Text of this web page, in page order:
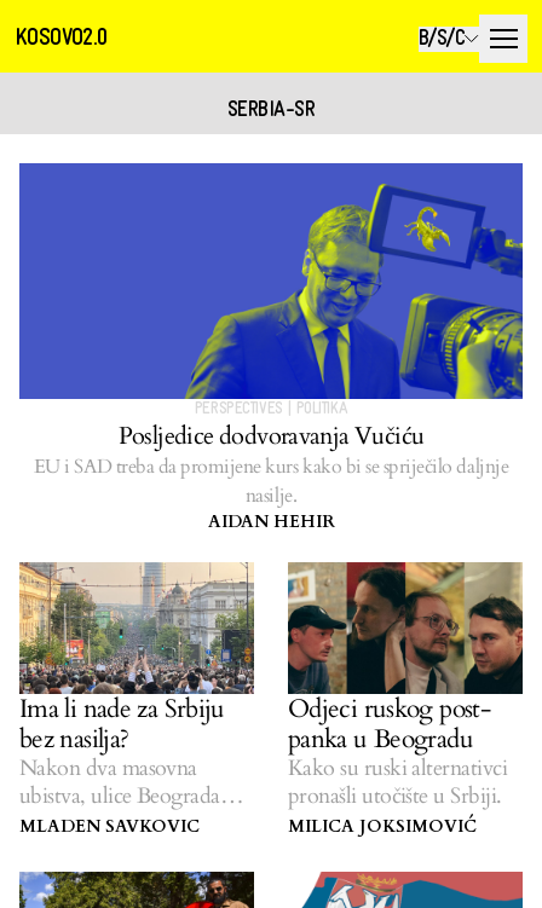
KOSOVO2.0 B/S/C
SERBIA-SR
PERSPECTIVES POLITIKA
Posljedice dodvoravanja Vučiću
EU i SAD treba da promijene kurs kako bi se spriječilo daljnje
nasilje.
AIDAN HEHIR
Ima li nade za Srbiju
bez nasilja?
Nakon dva masovna
ubistva, ulice Beograda
preplavili su najmasovniji
MLADEN SAVKOVIC
Odjeci ruskog post-
panka u Beogradu
Kako su ruski alternativci
pronašli utočište u Srbiji.
MILICA JOKSIMOVIĆ